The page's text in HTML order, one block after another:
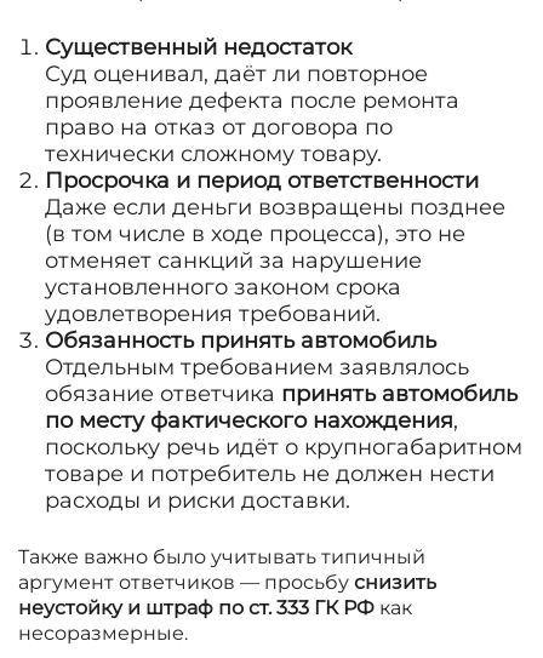
Существенный недостаток
Суд оценивал, даёт ли повторное
проявление дефекта после ремонта
право на отказ от договора по
технически сложному товару.
Просрочка и период ответственности
Даже если деньги возвращены позднее
(в том числе в ходе процесса), это не
отменяет санкций за нарушение
установленного законом срока
удовлетворения требований.
Обязанность принять автомобиль
Отдельным требованием заявлялось
обязание ответчика принять автомобиль
по месту фактического нахождения,
поскольку речь идёт о крупногабаритном
товаре и потребитель не должен нести
расходы и риски доставки.
Также важно было учитывать типичный
аргумент ответчиков — просьбу снизить
неустойку и штраф по ст. 333 ГК РФ как
несоразмерные.